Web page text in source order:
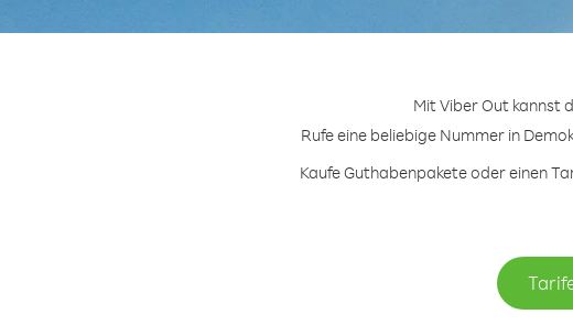
Mit Viber Out kannst
Rufe eine beliebige Nummer in
Kaufe Guthabenpakete oder einen